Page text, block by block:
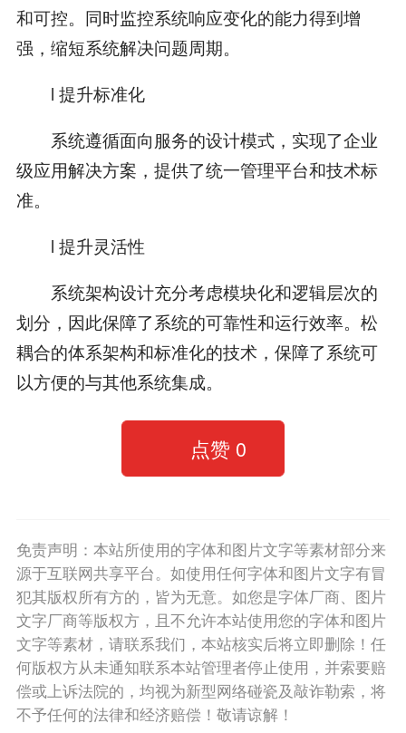
和可控。同时监控系统响应变化的能力得到增
强，缩短系统解决问题周期。
l 提升标准化
系统遵循面向服务的设计模式，实现了企业
级应用解决方案，提供了统一管理平台和技术标
准。
l 提升灵活性
系统架构设计充分考虑模块化和逻辑层次的
划分，因此保障了系统的可靠性和运行效率。松
耦合的体系架构和标准化的技术，保障了系统可
以方便的与其他系统集成。
点赞 0
免责声明：本站所使用的字体和图片文字等素材部分来
源于互联网共享平台。如使用任何字体和图片文字有冒
犯其版权所有方的，皆为无意。如您是字体厂商、图片
文字厂商等版权方，且不允许本站使用您的字体和图片
文字等素材，请联系我们，本站核实后将立即删除！任
何版权方从未通知联系本站管理者停止使用，并索要赔
偿或上诉法院的，均视为新型网络碰瓷及敲诈勒索，将
不予任何的法律和经济赔偿！敬请谅解！